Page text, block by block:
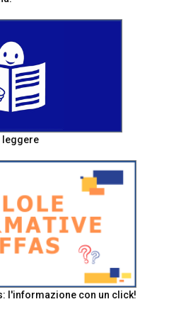
leggere
l'informazione con un click!